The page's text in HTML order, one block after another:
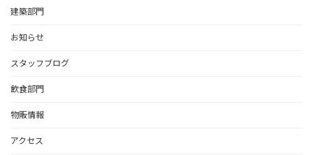
建築部門
お知らせ
スタッフブログ
飲食部門
物販情報
アクセス